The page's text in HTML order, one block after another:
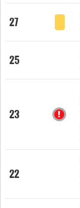
27
25
23
22